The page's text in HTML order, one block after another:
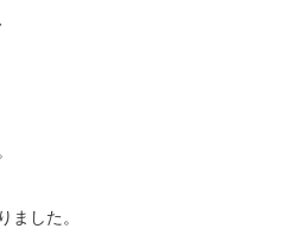
ました。